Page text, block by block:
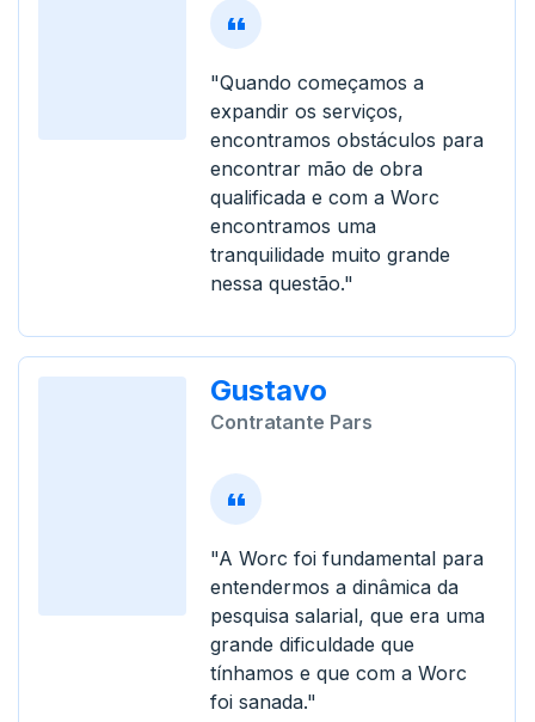
"Quando começamos a
expandir os serviços,
encontramos obstáculos para
encontrar mão de obra
qualificada e com a Worc
encontramos uma
tranquilidade muito grande
nessa questão."
Gustavo
Contratante Pars
"A Worc foi fundamental para
entendermos a dinâmica da
pesquisa salarial, que era uma
grande dificuldade que
tínhamos e que com a Worc
foi sanada."